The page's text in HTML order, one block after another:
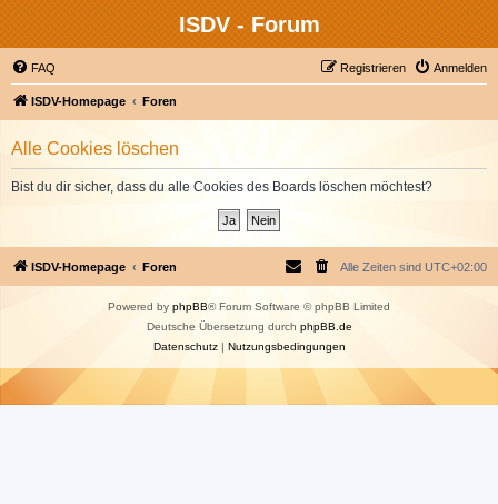
ISDV - Forum
FAQ Anmelden
Registrieren
ISDV-Homepage Foren
Alle Cookies löschen
Bist du dir sicher, dass du alle Cookies des Boards löschen möchtest?
ISDV-Homepage Foren Alle Zeiten sind UTC+02:00
Powered by phpBB® Forum Software © phpBB Limited
Deutsche Übersetzung durch phpBB.de
Datenschutz| Nutzungsbedingungen